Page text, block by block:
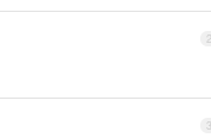
2
3